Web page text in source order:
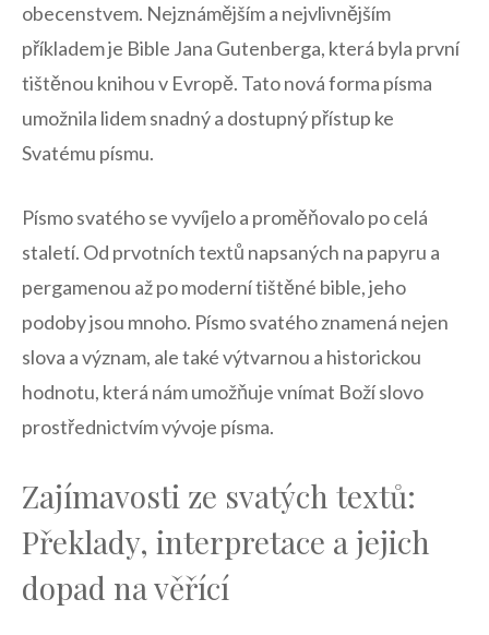
obecenstvem.​ Nejznámějším a nejvlivnějším
⁤příkladem je Bible Jana⁤ Gutenberga,⁢ která byla první
tištěnou knihou v ⁣Evropě. Tato nová ⁣forma ​písma
umožnila ‍lidem snadný a dostupný‍ přístup ke
Svatému písmu.
Písmo svatého⁢ se vyvíjelo‌ a proměňovalo po celá
staletí. Od prvotních textů​ napsaných na papyru a
pergamenou až po ⁤moderní⁢ tištěné bible, jeho
podoby ‌jsou mnoho.​ Písmo svatého‌ znamená nejen
slova a význam,‍ ale také výtvarnou a historickou​
hodnotu, ‍která nám umožňuje vnímat Boží slovo
prostřednictvím⁣ vývoje‌ písma.
Zajímavosti ze svatých textů:⁣
Překlady, interpretace a jejich
dopad na ‍věřící